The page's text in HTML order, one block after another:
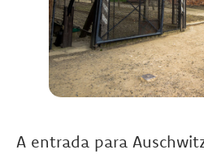
A entrada para